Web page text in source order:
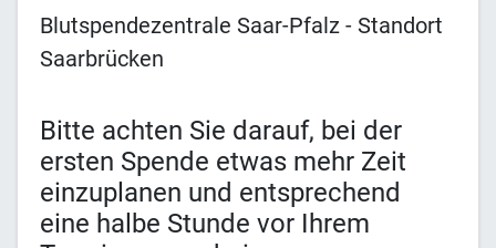
Blutspendezentrale Saar-Pfalz - Standort
Saarbrücken
Bitte achten Sie darauf, bei der
ersten Spende etwas mehr Zeit
einzuplanen und entsprechend
eine halbe Stunde vor Ihrem